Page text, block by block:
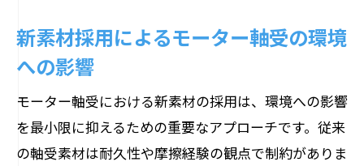
新素材採用によるモーター軸受の環境
への影響
モーター軸受における新素材の採用は、環境への影響
を最小限に抑えるための重要なアプローチです。従来
の軸受素材は耐久性や摩擦経験の観点で制約がありま